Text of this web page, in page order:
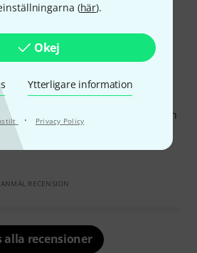
(här).
Okej
Ytterligare information
· Privacy Policy
17.04.2025
och smälter in med notstället. Kan
Vitt ljus och gult ljus, justerbar
ANMÄL RECENSION
alla recensioner